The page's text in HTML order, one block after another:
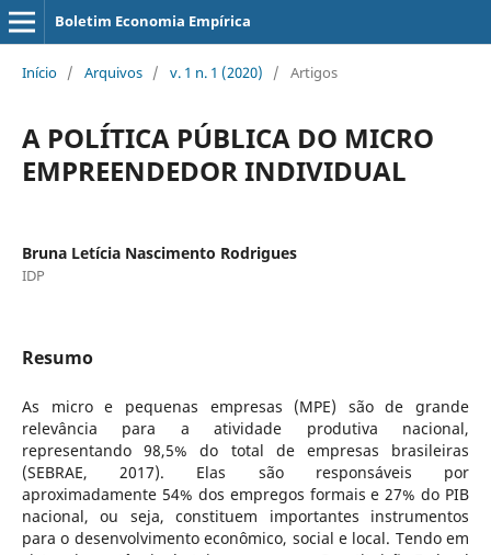
Boletim Economia Empírica
Início / Arquivos / v. 1 n. 1 (2020) / Artigos
A POLÍTICA PÚBLICA DO MICRO
EMPREENDEDOR INDIVIDUAL
Bruna Letícia Nascimento Rodrigues
IDP
Resumo
As micro e pequenas empresas (MPE) são de grande
relevância para a atividade produtiva nacional,
representando 98,5% do total de empresas brasileiras
(SEBRAE, 2017). Elas são responsáveis por
aproximadamente 54% dos empregos formais e 27% do PIB
nacional, ou seja, constituem importantes instrumentos
para o desenvolvimento econômico, social e local. Tendo em